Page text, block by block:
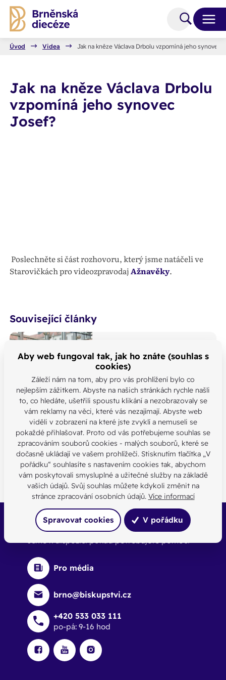
Úvod Videa Jak na kněze Václava Drbolu vzpomíná jeho synovec
Jak na kněze Václava Drbolu
vzpomíná jeho synovec
Josef?
Poslechněte si část rozhovoru, který jsme natáčeli ve
Starovičkách pro videozpravodajAžnavěky.
Související články
Sledujte nový díl
videolistu AŽNAVĚKY – o
našich mučednících Janu
Bulovi a Václavu Drbolovi
Našli jste chybu nebo máte jinou
otázku?
Kontaktujte nás
SDÍLEJTE:
Buďte s námi v kontaktu
Jsme k dispozici pokud potřebujete pomoci
Pro média
brno@biskupstvi.cz
+420 533 033 111
po-pá: 9-16 hod
Aby web fungoval tak, jak ho znáte (souhlas s
cookies)
Záleží nám na tom, aby pro vás prohlížení bylo co
nejlepším zážitkem. Abyste na našich stránkách rychle našli
to, co hledáte, ušetřili spoustu klikání a nezobrazovaly se
vám reklamy na věci, které vás nezajímají. Abyste web
viděli v zobrazení na které jste zvyklí a nemuseli se
pokaždé přihlašovat. Proto od vás potřebujeme souhlas se
zpracováním souborů cookies - malých souborů, které se
dočasně ukládají ve vašem prohlížeči. Stisknutím tlačítka „V
pořádku“ souhlasíte s nastavením cookies tak, abychom
vám poskytovali smysluplné a užitečné služby na základě
vašich údajů. Svůj souhlas můžete kdykoli změnit na
stránce zpracování osobních údajů. Více informací
Spravovat cookies V pořádku